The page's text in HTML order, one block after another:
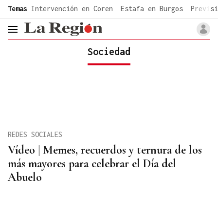
common.go-to-content
Temas Intervención en Coren Estafa en Burgos
header.menu.open
Sociedad
Vídeo | Memes, recuerdos y ternura de los
más mayores para celebrar el Día del
Abuelo
REDES SOCIALES